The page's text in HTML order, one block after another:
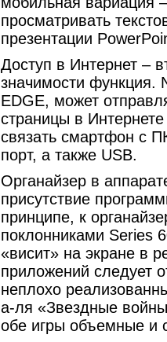
просматривать
презентации
Доступ в Интернет –
значимости функция.
EDGE, может
страницы в
связать смартфон с
порт, а также USB.
Органайзер в
присутствие
принципе, к
поклонниками Series
«висит» на экране в
приложений следует
неплохо
а-ля «Звездные
обе игры объемные и